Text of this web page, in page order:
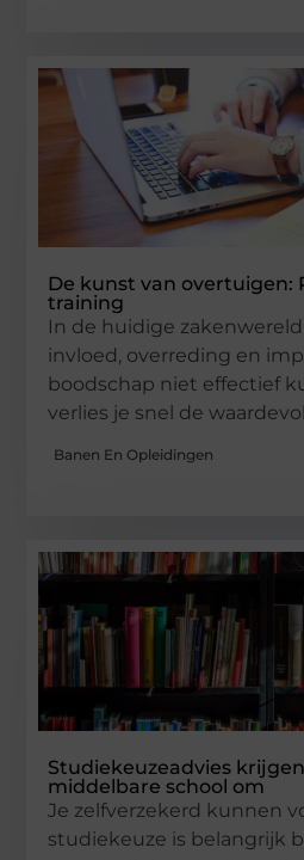
De kunst van overtuigen:
training
In de huidige
invloed, overreding en
boodschap niet effectief
verlies je snel de
Banen En Opleidingen
Studiekeuzeadvies
middelbare school om
Je zelfverzekerd kunnen
studiekeuze is belangrijk